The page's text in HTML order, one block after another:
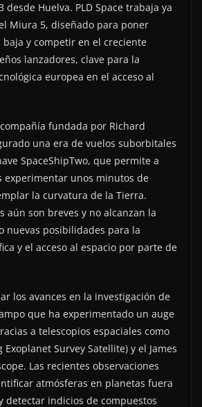
Huelva. PLD Space trabaja ya
Miura 5, diseñado para poner
y competir en el creciente
lanzadores, clave para la
europea en el acceso al
fundada por Richard
una era de vuelos suborbitales
SpaceShipTwo, que permite a
experimentar unos minutos de
la curvatura de la Tierra.
aún son breves y no alcanzan la
nuevas posibilidades para la
y el acceso al espacio por parte de
los avances en la investigación de
que ha experimentado un auge
a telescopios espaciales como
Exoplanet Survey Satellite) y el James
Las recientes observaciones
atmósferas en planetas fuera
detectar indicios de compuestos